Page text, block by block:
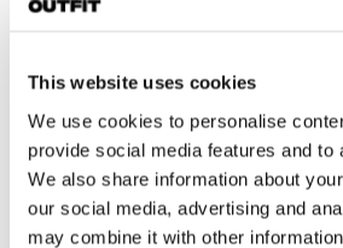
This website uses cookies
We use cookies to personalise
provide social media features and to
We also share information about
our social media, advertising and
may combine it with other
Motorhoodie heren
Motorhandschoenen heren